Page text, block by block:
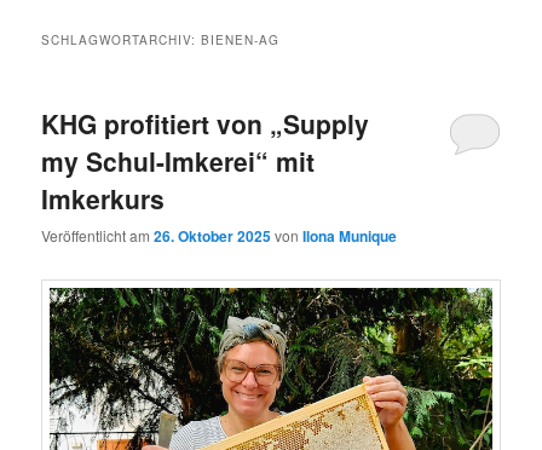
SCHLAGWORTARCHIV:BIENEN-AG
KHG profitiert von „Supply
my Schul-Imkerei“ mit
Imkerkurs
Veröffentlicht am26. Oktober 2025vonIlona Munique